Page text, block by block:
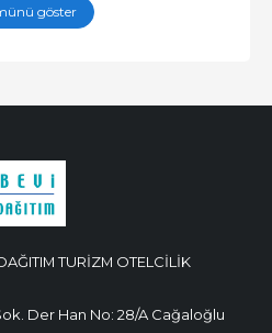
göster
TURİZM OTELCİLİK
Der Han No: 28/A Cağaloğlu